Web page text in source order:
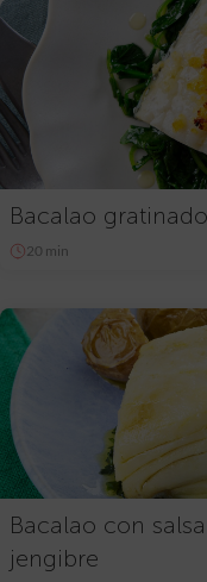
Bacalao
20 min
Bacalao con
jengibre